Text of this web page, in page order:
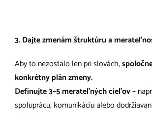
3. Dajte zmenám štruktúru a
Aby to nezostalo len pri slovách,
konkrétny plán zmeny.
Definujte 3–5 merateľných cieľov–
spoluprácu, komunikáciu alebo